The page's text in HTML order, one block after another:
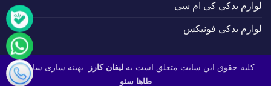
لوازم یدکی کی ام سی
لوازم یدکی فونیکس
کلیه حقوق این سایت متعلق است بهلیفان کارز
. بهینه سازی سایت :
طاها سئو